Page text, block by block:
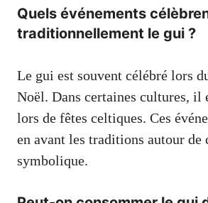
Quels événements
traditionnellement le gui ?
Le gui est souvent célébré lors
Noël. Dans certaines cultures, il
lors de fêtes celtiques. Ces
en avant les traditions autour de
symbolique.